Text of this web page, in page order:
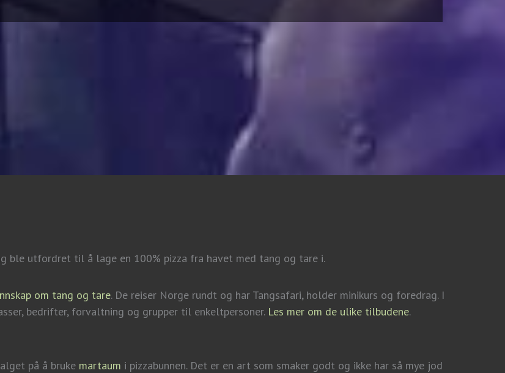
ble utfordret til å lage en 100% pizza fra havet med tang og tare i.
om tang og tare. De reiser Norge rundt og har Tangsafari, holder minikurs og foredrag. I
bedrifter, forvaltning og grupper til enkeltpersoner. Les mer om de ulike tilbudene.
på å bruke martaum i pizzabunnen. Det er en art som smaker godt og ikke har så mye jod